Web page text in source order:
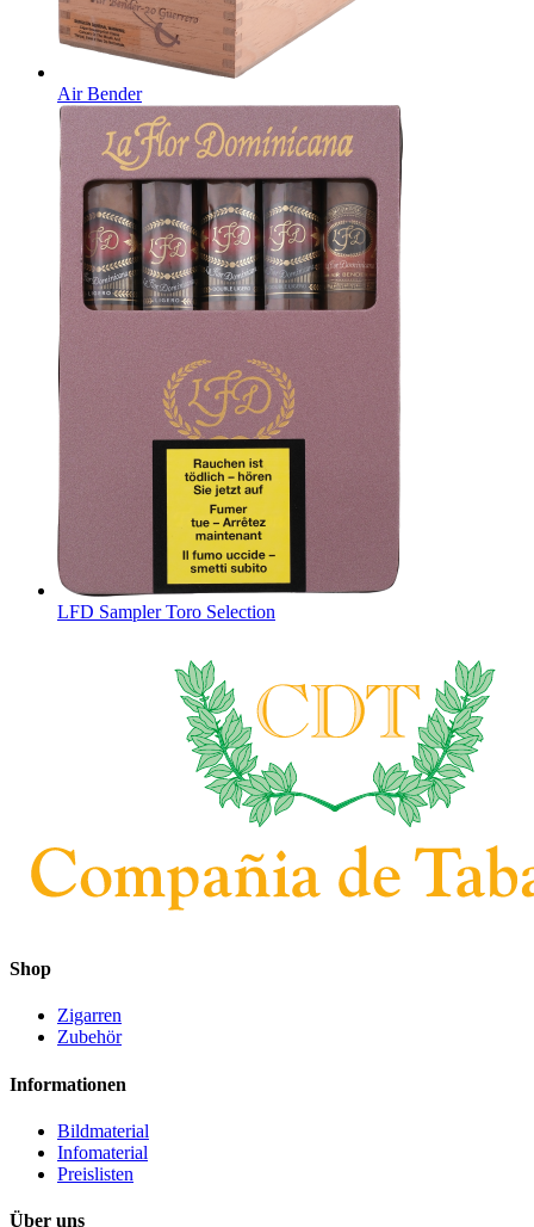
Air Bender
LFD Sampler Toro Selection
Shop
Zigarren
Zubehör
Informationen
Bildmaterial
Infomaterial
Preislisten
Über uns